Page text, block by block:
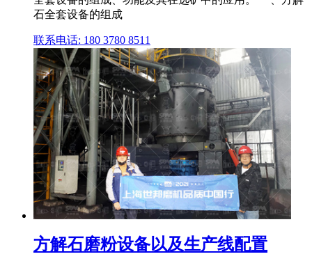
石全套设备的组成
联系电话: 180 3780 8511
方解石磨粉设备以及生产线配置